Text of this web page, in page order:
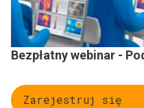
Bezpłatny webinar -
Zarejestruj się